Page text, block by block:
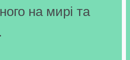
на мирі та